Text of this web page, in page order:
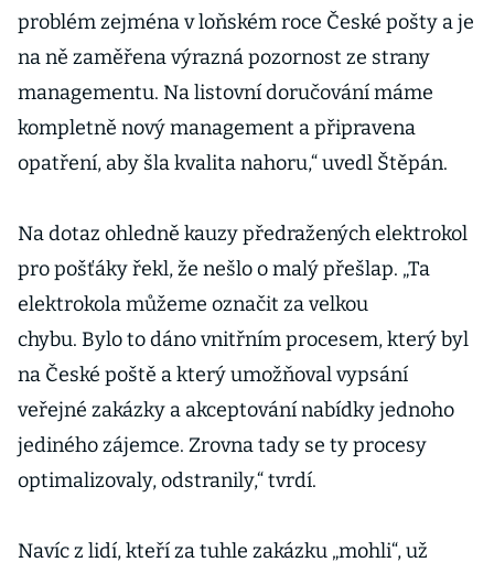
problém zejména v loňském roce České pošty a je
na ně zaměřena výrazná pozornost ze strany
managementu. Na listovní doručování máme
kompletně nový management a připravena
opatření, aby šla kvalita nahoru,“ uvedl Štěpán.
Na dotaz ohledně kauzy předražených elektrokol
pro pošťáky řekl, že nešlo o malý přešlap. „Ta
elektrokola můžeme označit za velkou
chybu. Bylo to dáno vnitřním procesem, který byl
na České poště a který umožňoval vypsání
veřejné zakázky a akceptování nabídky jednoho
jediného zájemce. Zrovna tady se ty procesy
optimalizovaly, odstranily,“ tvrdí.
Navíc z lidí, kteří za tuhle zakázku „mohli“, už